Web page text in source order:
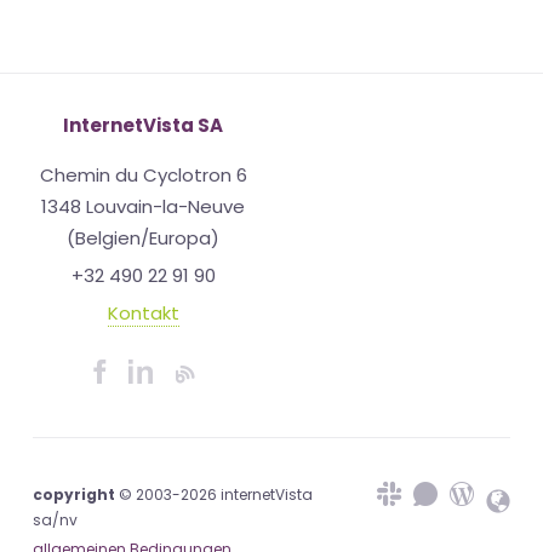
InternetVista SA
Chemin du Cyclotron 6
1348 Louvain-la-Neuve
(Belgien/Europa)
+32 490 22 91 90
Kontakt
copyright © 2003-2026 internetVista
sa/nv